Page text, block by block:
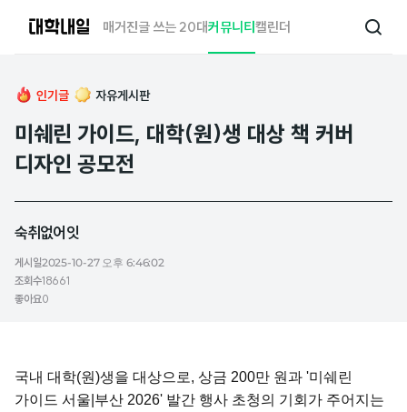
매거진글 쓰는 20대커뮤니티캘린더
검
인기글 자유게시판
미쉐린 가이드, 대학(원)생 대상 책 커버
디자인 공모전
숙취없어잇
게시일2025-10-27 오후 6:46:02
조회수18661
좋아요0
국내 대학(원)생을 대상으로, 상금 200만 원과 '미쉐린
가이드 서울|부산 2026' 발간 행사 초청의 기회가 주어지는